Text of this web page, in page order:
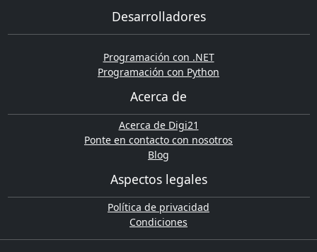
Desarrolladores
Programación con .NET
Programación con Python
Acerca de
Acerca de Digi21
Ponte en contacto con nosotros
Blog
Aspectos legales
Política de privacidad
Condiciones